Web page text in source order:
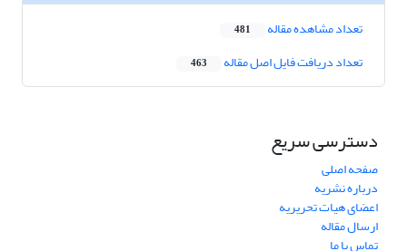
تعداد مشاهده مقاله 481
تعداد دریافت فایل اصل مقاله 463
دسترسی سریع
صفحه اصلی
درباره نشریه
اعضای هیات تحریریه
ارسال مقاله
تماس با ما